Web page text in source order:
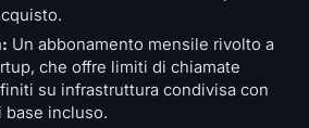
Un abbonamento mensile rivolto a
che offre limiti di chiamate
su infrastruttura condivisa con
base incluso.